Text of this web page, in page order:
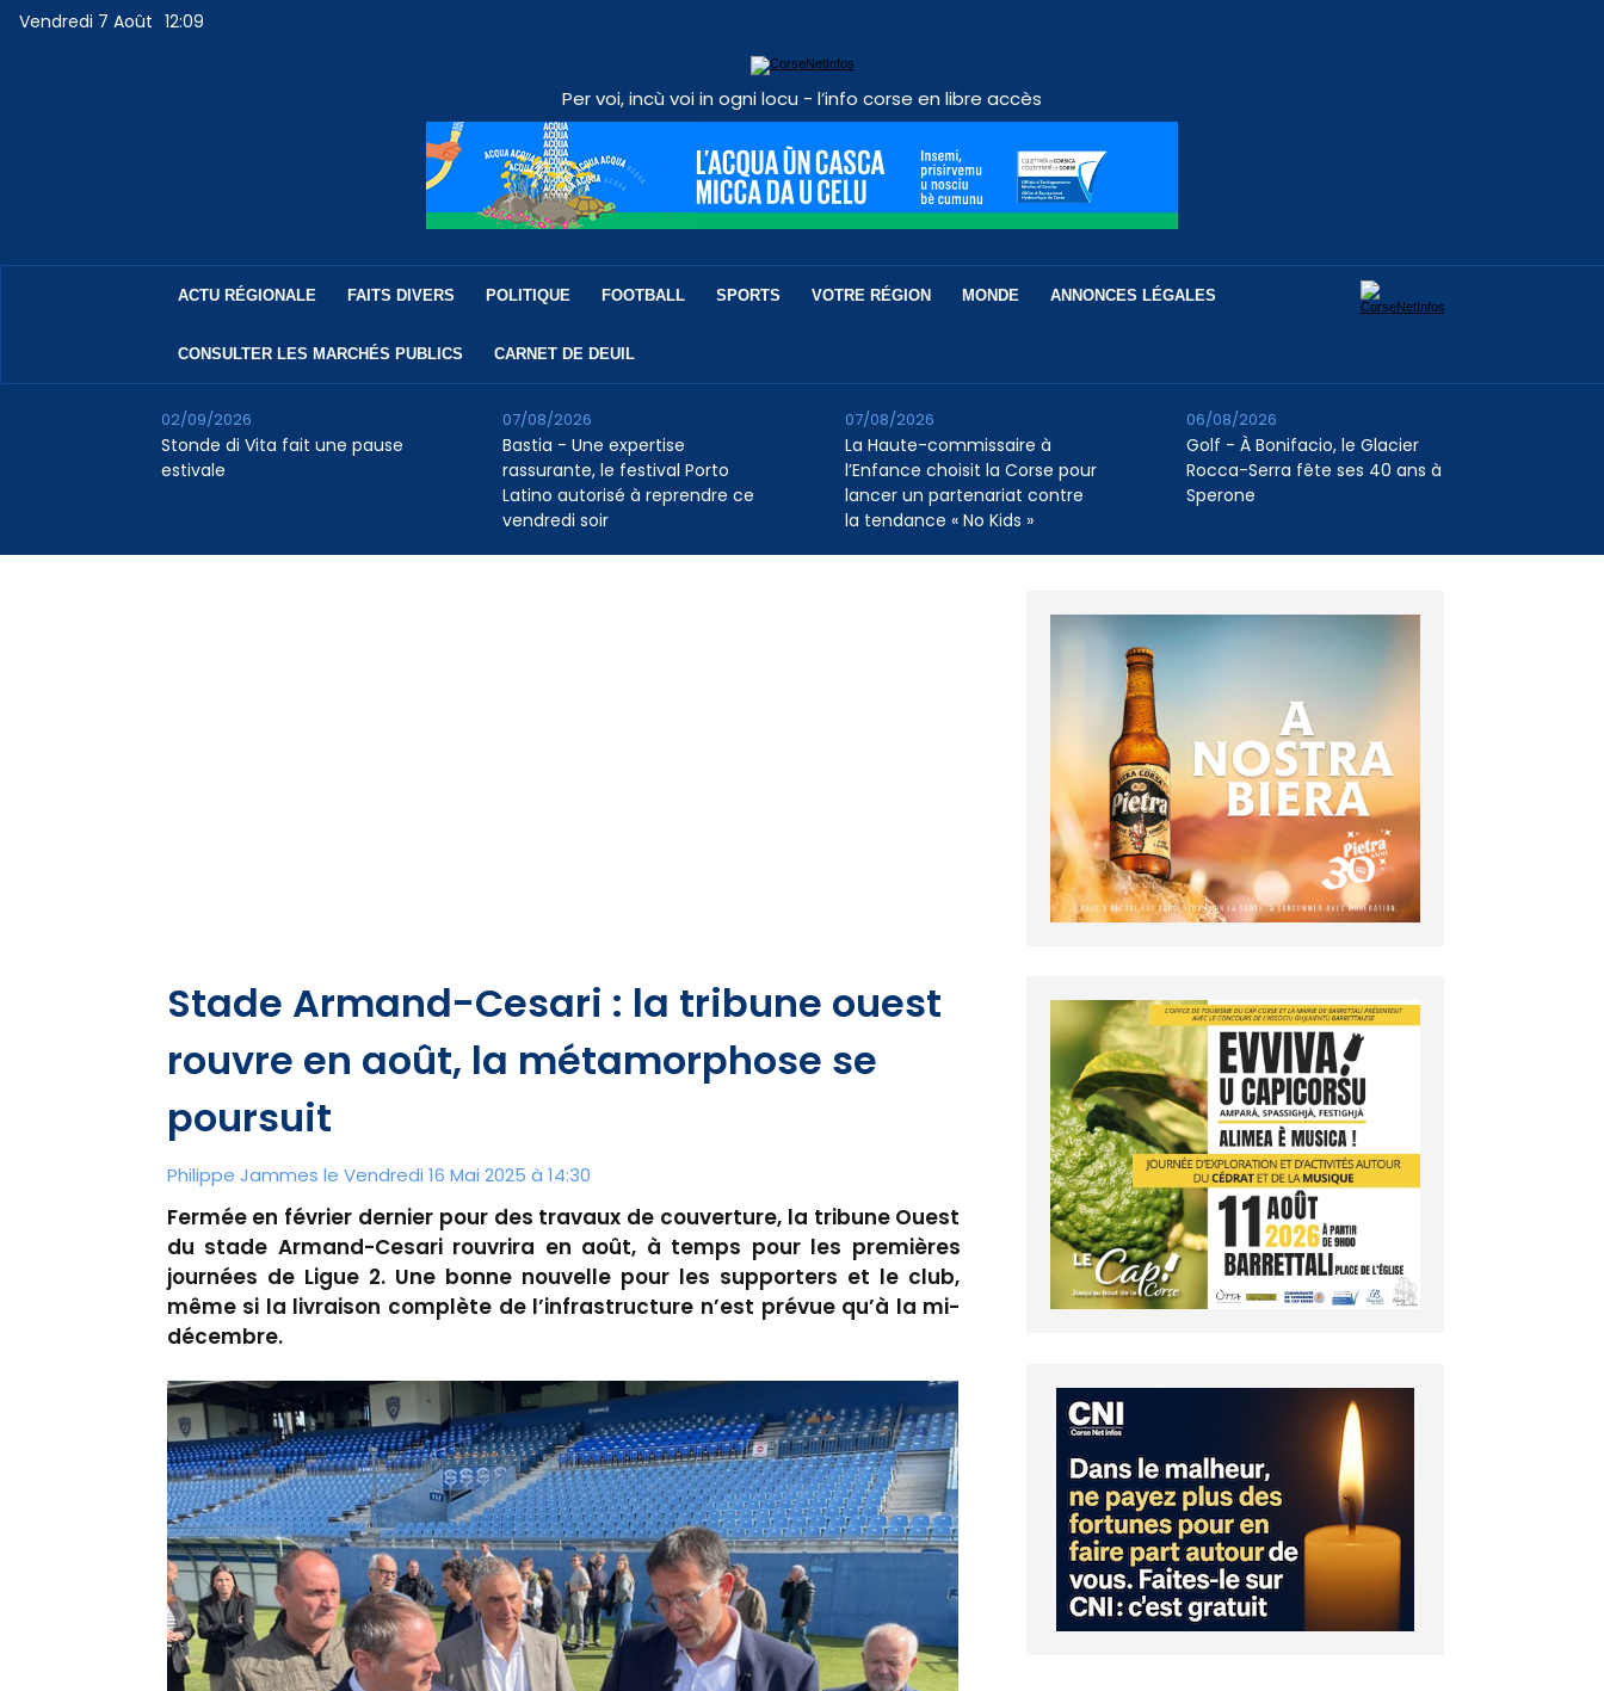
Vendredi 7 Août 12:09
Per voi, incù voi in ogni locu - l’info corse en libre accès
ACTU RÉGIONALE FAITS DIVERS POLITIQUE FOOTBALL SPORTS VOTRE RÉGION MONDE ANNONCES LÉGALES
CONSULTER LES MARCHÉS PUBLICS CARNET DE DEUIL
Stonde di Vita fait une pause
estivale
02/09/2026
Bastia - Une expertise
rassurante, le festival Porto
Latino autorisé à reprendre ce
vendredi soir
07/08/2026
La Haute-commissaire à
l’Enfance choisit la Corse pour
lancer un partenariat contre
la tendance « No Kids »
07/08/2026
Golf - À Bonifacio, le Glacier
Rocca-Serra fête ses 40 ans à
Sperone
06/08/2026
Stade Armand-Cesari : la tribune ouest
rouvre en août, la métamorphose se
poursuit
Philippe Jammes le Vendredi 16 Mai 2025 à 14:30
Fermée en février dernier pour des travaux de couverture, la tribune Ouest
du stade Armand-Cesari rouvrira en août, à temps pour les premières
journées de Ligue 2. Une bonne nouvelle pour les supporters et le club,
même si la livraison complète de l’infrastructure n’est prévue qu’à la mi-
décembre.